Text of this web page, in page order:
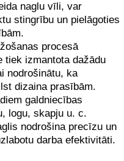
naglu vīli, var
stingrību un pielāgoties
procesā
tiek izmantota dažādu
nodrošinātu, ka
dizaina prasībām.
galdniecības
logu, skapju u. c.
nodrošina precīzu un
darba efektivitāti.